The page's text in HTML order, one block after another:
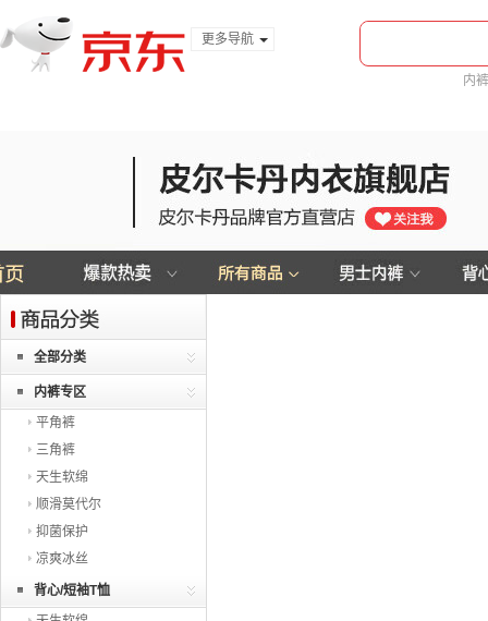
更多导航
内
全部分类
内裤专区
平角裤
三角裤
天生软绵
顺滑莫代尔
抑菌保护
凉爽冰丝
背心/短袖T恤